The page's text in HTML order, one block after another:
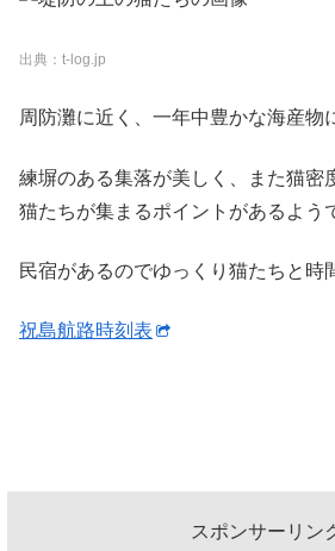
出典：t-log.jp
周防灘に近く、一年中豊かな海産物
練塀のある集落が美しく、また猫密
猫たちが集まるポイントがあるよう
民宿があるのでゆっくり猫たちと時
祝島航路時刻表
スポンサーリン